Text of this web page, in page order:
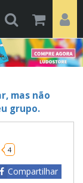
mas não
grupo.
4
Compartilhar